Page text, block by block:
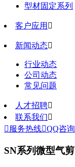
型材固定系列
客户应用 
新闻动态
行业动态
公司动态
常见问题
人才招聘
联系我们
 服务热线QQ咨询
SN系列微型气剪